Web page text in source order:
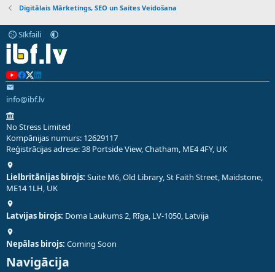
Digitālais Mārketings, SEO un Saites Veidošana
Sīkfaili
info@ibf.lv
No Stress Limited
Kompānijas numurs: 12629117
Reģistrācijas adrese: 38 Portside View, Chatham, ME4 4FY, UK
Lielbritānijas birojs: Suite M6, Old Library, St Faith Street, Maidstone,
ME14 1LH, UK
Latvijas birojs: Doma Laukums 2, Rīga, LV-1050, Latvija
Nepālas birojs: Coming Soon
Navigācija